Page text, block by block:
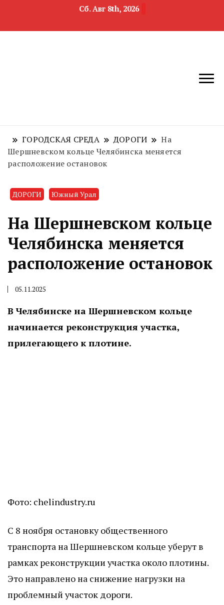
Сб. Авг 8th, 2026
область
недвижимости
ГОРОДСКАЯ СРЕДА ДОРОГИ
На
Шершневском кольце Челябинска меняется
расположение остановок
ДОРОГИ Южный Урал
На Шершневском кольце
Челябинска меняется
расположение остановок
05.11.2025
В Челябинске на Шершневском кольце
начинается реконструкция участка,
прилегающего к плотине.
Фото: chelindustry.ru
С 8 ноября остановку общественного
транспорта на Шершневском кольце уберут в
рамках реконструкции участка около плотины.
Это направлено на снижение нагрузки на
проблемный участок дороги.